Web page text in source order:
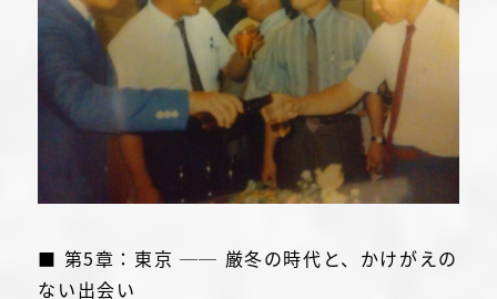
■ 第5章：東京 ── 厳冬の時代と、かけがえの
ない出会い